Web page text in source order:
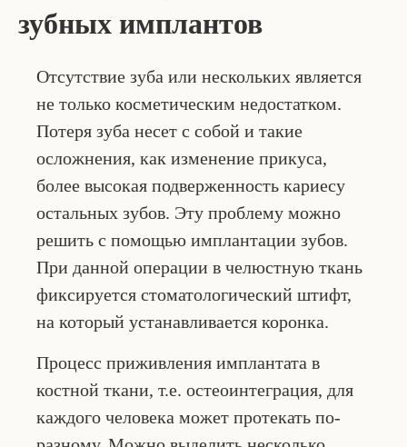
зубных имплантов
Отсутствие зуба или нескольких является
не только косметическим недостатком.
Потеря зуба несет с собой и такие
осложнения, как изменение прикуса,
более высокая подверженность кариесу
остальных зубов. Эту проблему можно
решить с помощью имплантации зубов.
При данной операции в челюстную ткань
фиксируется стоматологический штифт,
на который устанавливается коронка.
Процесс приживления имплантата в
костной ткани, т.е. остеоинтеграция, для
каждого человека может протекать по-